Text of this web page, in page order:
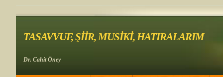
TASAVVUF, ŞİİR, MUSİKİ, HATIRALARIM
Dr. Cahit Öney